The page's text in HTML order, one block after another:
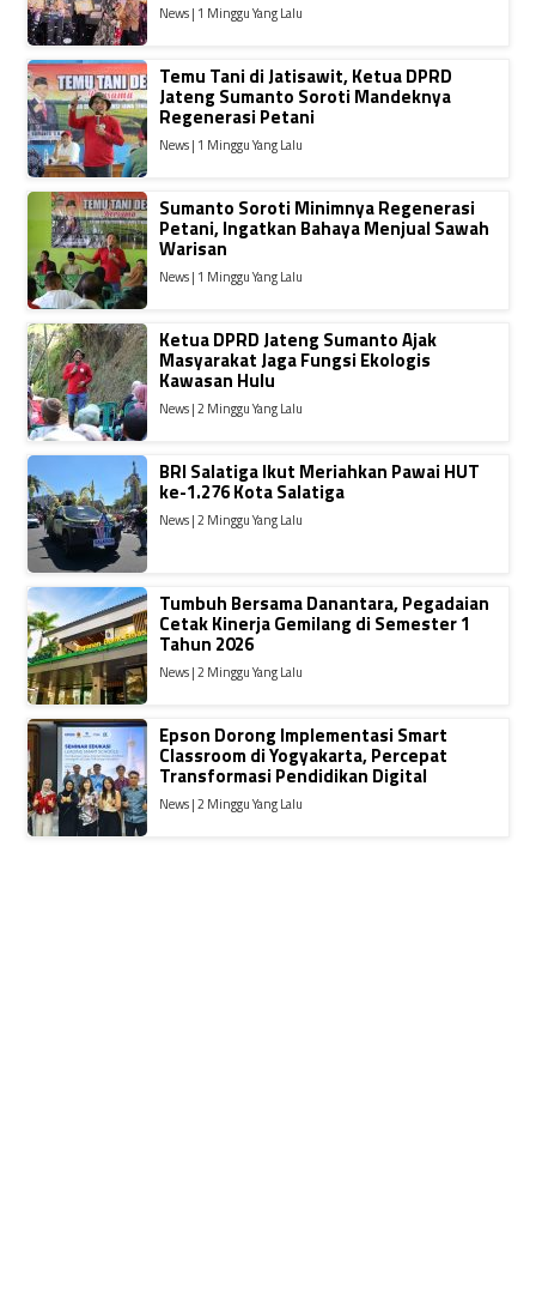
News | 1 Minggu Yang Lalu
Temu Tani di Jatisawit, Ketua DPRD
Jateng Sumanto Soroti Mandeknya
Regenerasi Petani
News | 1 Minggu Yang Lalu
Sumanto Soroti Minimnya Regenerasi
Petani, Ingatkan Bahaya Menjual Sawah
Warisan
News | 1 Minggu Yang Lalu
Ketua DPRD Jateng Sumanto Ajak
Masyarakat Jaga Fungsi Ekologis
Kawasan Hulu
News | 2 Minggu Yang Lalu
BRI Salatiga Ikut Meriahkan Pawai HUT
ke-1.276 Kota Salatiga
News | 2 Minggu Yang Lalu
Tumbuh Bersama Danantara, Pegadaian
Cetak Kinerja Gemilang di Semester 1
Tahun 2026
News | 2 Minggu Yang Lalu
Epson Dorong Implementasi Smart
Classroom di Yogyakarta, Percepat
Transformasi Pendidikan Digital
News | 2 Minggu Yang Lalu